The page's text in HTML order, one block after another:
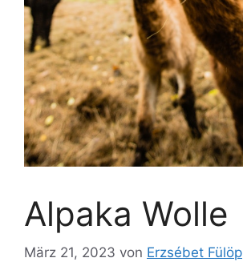
Alpaka Wolle
März 21, 2023 von Erzsébet Fülöp